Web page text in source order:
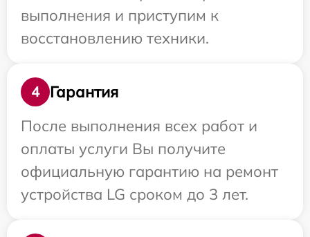
выполнения и приступим к
восстановлению техники.
4
Гарантия
После выполнения всех работ и
оплаты услуги Вы получите
официальную гарантию на ремонт
устройства LG сроком до 3 лет.